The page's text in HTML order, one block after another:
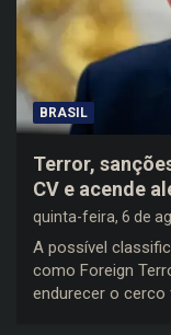
BRASIL
Terror,
CV e acende
quinta-feira, 6 de
A possível
como Foreign
endurecer o cerco